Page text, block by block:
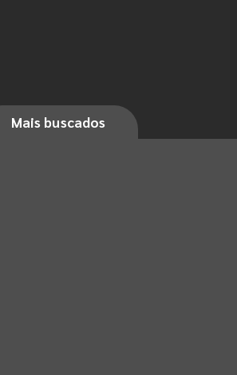
Mais buscados